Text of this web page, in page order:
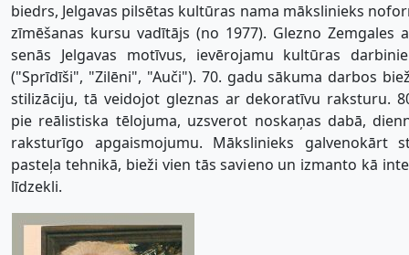
biedrs, Jelgavas pilsētas kultūras nama mākslinieks
zīmēšanas kursu vadītājs (no 1977). Glezno Zemgales
senās Jelgavas motīvus, ievērojamu kultūras
("Sprīdīši", "Zilēni", "Auči"). 70. gadu sākuma darbos
stilizāciju, tā veidojot gleznas ar dekoratīvu raksturu.
pie reālistiska tēlojuma, uzsverot noskaņas dabā,
raksturīgo apgaismojumu. Mākslinieks galvenokārt
pasteļa tehnikā, bieži vien tās savieno un izmanto kā
līdzekli.